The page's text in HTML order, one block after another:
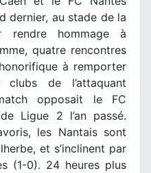
dernier, au stade de la
rendre hommage à
quatre rencontres
à remporter
de l’attaquant
opposait le FC
Ligue 2 l’an passé.
les Nantais sont
et s’inclinent par
(1-0). 24 heures plus